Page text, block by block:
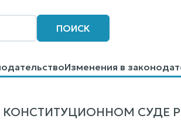
ПОИСК
Изменения в
СУДЕ